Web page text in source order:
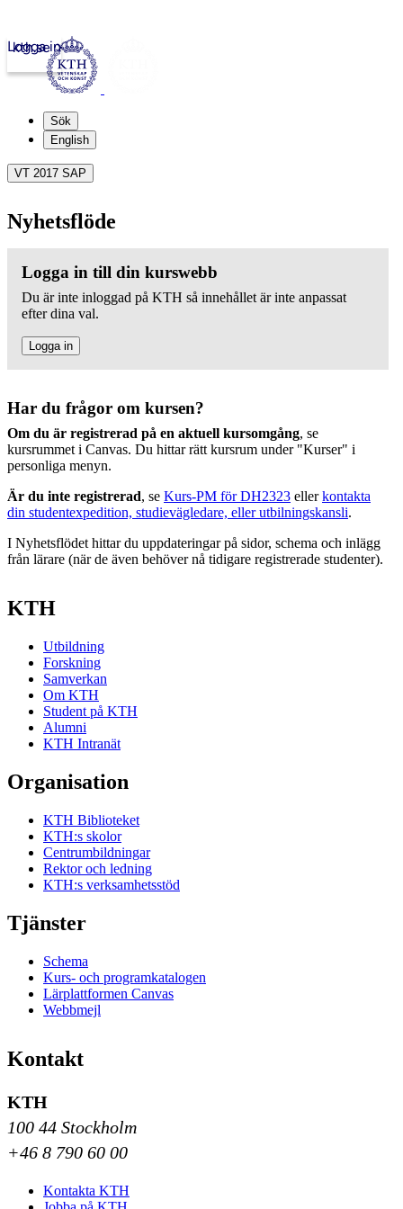
kth.se
Logga in
Sök
English
VT 2017 SAP
Nyhetsflöde
Logga in till din kurswebb
Du är inte inloggad på KTH så innehållet är inte anpassat
efter dina val.
Logga in
Har du frågor om kursen?
Om du är registrerad på en aktuell kursomgång, se
kursrummet i Canvas. Du hittar rätt kursrum under "Kurser" i
personliga menyn.
Är du inte registrerad, se Kurs-PM för DH2323 ellerkontakta
din studentexpedition, studievägledare, eller utbilningskansli.
I Nyhetsflödet hittar du uppdateringar på sidor, schema och inlägg
från lärare (när de även behöver nå tidigare registrerade studenter).
KTH
Utbildning
Forskning
Samverkan
Om KTH
Student på KTH
Alumni
KTH Intranät
Organisation
KTH Biblioteket
KTH:s skolor
Centrumbildningar
Rektor och ledning
KTH:s verksamhetsstöd
Tjänster
Schema
Kurs- och programkatalogen
Lärplattformen Canvas
Webbmejl
Kontakt
KTH
100 44 Stockholm
+46 8 790 60 00
Kontakta KTH